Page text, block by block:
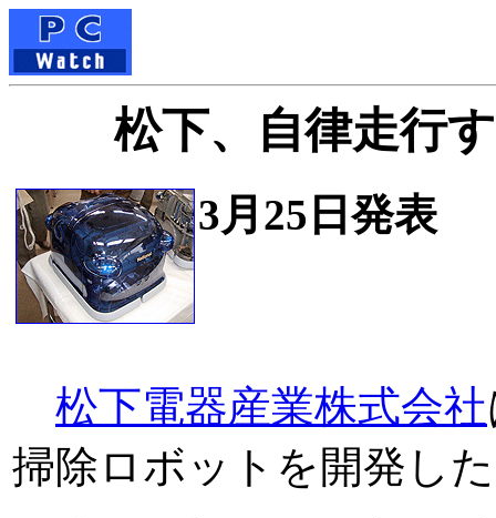
松下、自律走行
3月25日発表
松下電器産業株式会社
掃除ロボットを開発し